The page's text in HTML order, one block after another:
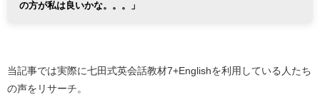
の方が私は良いかな。。。
」
当記事では実際に七田式英会話教材7+Englishを利用している人たち
の声をリサーチ。